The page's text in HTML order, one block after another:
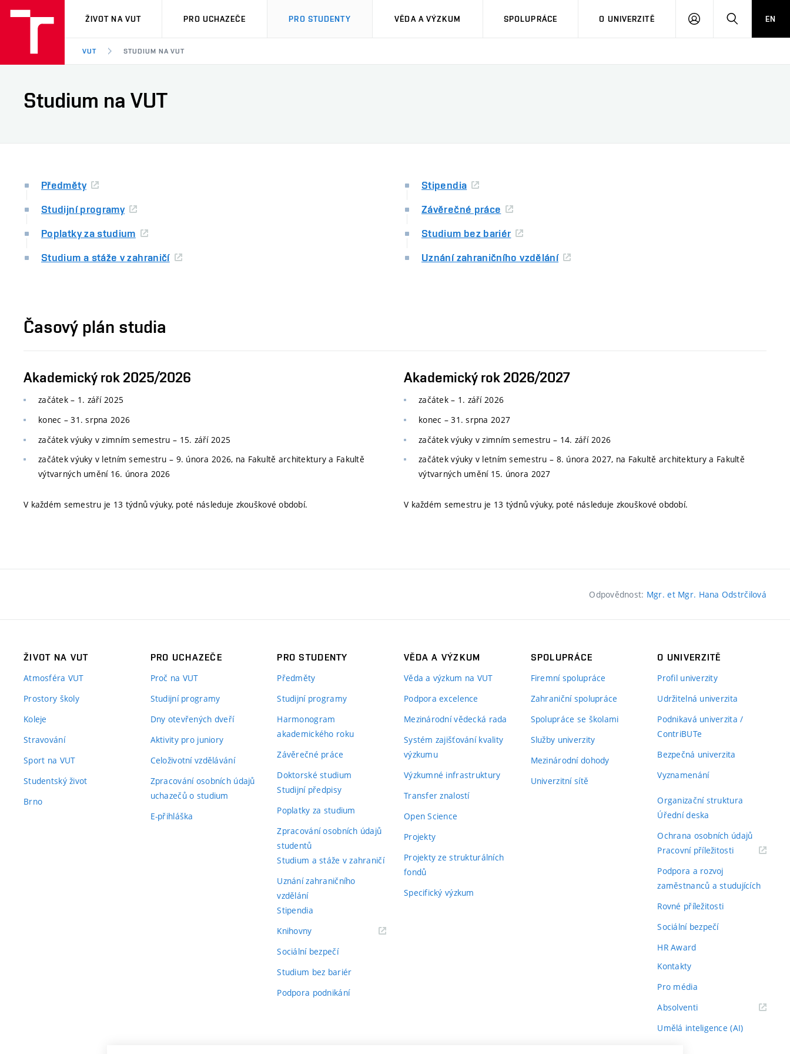
VUT
ŽIVOT NA VUT PRO UCHAZEČE PRO STUDENTY VĚDA A VÝZKUM SPOLUPRÁCE O UNIVERZITĚ
PŘIHLÁSIT HLEDATEN
VUT STUDIUM NA VUT
Studium na VUT
Předměty
Studijní programy
Poplatky za studium
Studium a stáže v zahraničí
Stipendia
Závěrečné práce
Studium bez bariér
Uznání zahraničního vzdělání
Časový plán studia
Akademický rok 2025/2026
začátek – 1. září 2025
konec –31. srpna 2026
začátek výuky v zimním semestru – 15. září 2025
začátek výuky v letním semestru – 9. února 2026, na Fakultě architektury a Fakultě
výtvarných umění 16. února 2026
V každém semestru je 13 týdnů výuky, poté následuje zkouškové období.
Akademický rok 2026/2027
začátek – 1. září 2026
konec –31. srpna 2027
začátek výuky v zimním semestru – 14. září 2026
začátek výuky v letním semestru – 8. února 2027, na Fakultě architektury a Fakultě
výtvarných umění 15. února 2027
V každém semestru je 13 týdnů výuky, poté následuje zkouškové období.
Odpovědnost: Mgr. et Mgr. Hana Odstrčilová
ŽIVOT NA VUT
Atmosféra VUT
Prostory školy
Koleje
Stravování
Sport na VUT
Studentský život
Brno
PRO UCHAZEČE
Proč na VUT
Studijní programy
Dny otevřených dveří
Aktivity pro juniory
Celoživotní vzdělávání
Zpracování osobních údajů
uchazečů o studium
E-přihláška
PRO STUDENTY
Předměty
Studijní programy
Harmonogram
akademického roku
Závěrečné práce
Doktorské studium
Studijní předpisy
Poplatky za studium
Zpracování osobních údajů
studentů
Studium a stáže v zahraničí
Uznání zahraničního
vzdělání
Stipendia
Knihovny(externí
Sociální bezpečí
Studium bez bariér
Podpora podnikání
VĚDA A VÝZKUM
Věda a výzkum na VUT
Podpora excelence
Mezinárodní vědecká rada
Systém zajišťování kvality
výzkumu
Výzkumné infrastruktury
Transfer znalostí
Open Science
Projekty
Projekty ze strukturálních
fondů
Specifický výzkum
SPOLUPRÁCE
Firemní spolupráce
Zahraniční spolupráce
Spolupráce se školami
Služby univerzity
Mezinárodní dohody
Univerzitní sítě
O UNIVERZITĚ
Profil univerzity
Udržitelná univerzita
Podnikavá univerzita /
ContriBUTe
Bezpečná univerzita
Vyznamenání
Organizační struktura
Úřední deska
Ochrana osobních údajů
Pracovní příležitosti(externí
Podpora a rozvoj
zaměstnanců a studujících
Rovné příležitosti
Sociální bezpečí
HR Award
Kontakty
Pro média
Absolventi(externí
Umělá inteligence (AI)